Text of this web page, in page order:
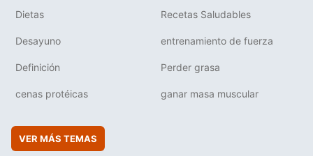
Dietas Recetas Saludables
Desayuno entrenamiento de fuerza
Definición Perder grasa
cenas protéicas ganar masa muscular
VER MÁS TEMAS